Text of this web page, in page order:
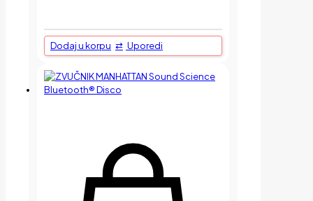
Dodaj u korpu Uporedi